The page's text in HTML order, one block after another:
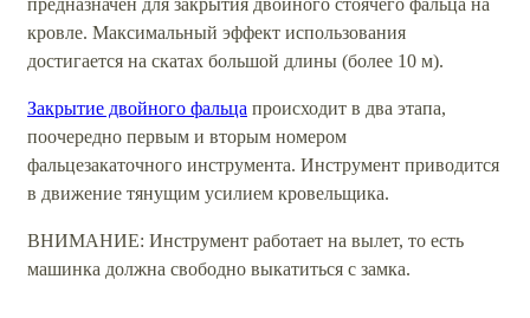
кровле. Максимальный эффект использования
достигается на скатах большой длины (более 10 м).
Закрытие двойного фальца происходит в два этапа,
поочередно первым и вторым номером
фальцезакаточного инструмента. Инструмент приводится
в движение тянущим усилием кровельщика.
ВНИМАНИЕ: Инструмент работает на вылет, то есть
машинка должна свободно выкатиться с замка.